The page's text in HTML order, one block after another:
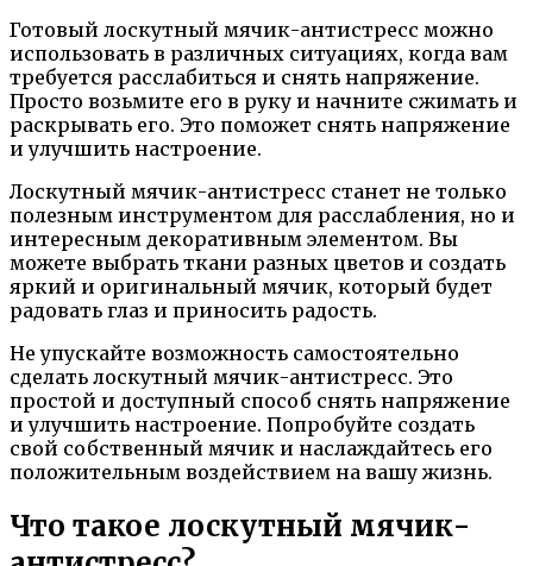
Готовый лоскутный мячик-антистресс можно
использовать в различных ситуациях, когда вам
требуется расслабиться и снять напряжение.
Просто возьмите его в руку и начните сжимать и
раскрывать его. Это поможет снять напряжение
и улучшить настроение.
Лоскутный мячик-антистресс станет не только
полезным инструментом для расслабления, но и
интересным декоративным элементом. Вы
можете выбрать ткани разных цветов и создать
яркий и оригинальный мячик, который будет
радовать глаз и приносить радость.
Не упускайте возможность самостоятельно
сделать лоскутный мячик-антистресс. Это
простой и доступный способ снять напряжение
и улучшить настроение. Попробуйте создать
свой собственный мячик и наслаждайтесь его
положительным воздействием на вашу жизнь.
Что такое лоскутный мячик-